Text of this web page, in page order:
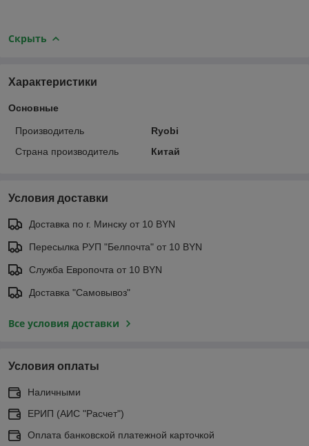
Скрыть
Характеристики
Основные
Производитель
Ryobi
Страна производитель
Китай
Условия доставки
Доставка по г. Минску от 10 BYN
Пересылка РУП "Белпочта" от 10 BYN
Служба Европочта от 10 BYN
Доставка "Самовывоз"
Все условия доставки
Условия оплаты
Наличными
ЕРИП (АИС "Расчет")
Оплата банковской платежной карточкой